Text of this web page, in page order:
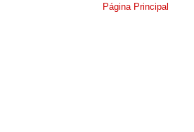
Página Principal